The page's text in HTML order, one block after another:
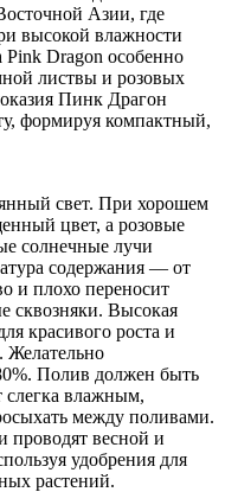
Азии, где
высокой влажности
Pink Dragon особенно
листвы и розовых
Пинк Драгон
формируя компактный,
свет. При хорошем
цвет, а розовые
солнечные лучи
содержания — от
и плохо переносит
сквозняки. Высокая
красивого роста и
Желательно
Полив должен быть
слегка влажным,
между поливами.
проводят весной и
удобрения для
растений.